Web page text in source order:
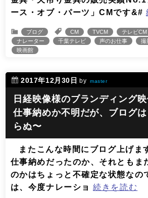
ース・オブ・パーツ」CMです&#
ブログ CM TVCM テレビCM
ナレーター
千葉テレビ 声のお仕事 撮
映画館
2017年12月30日 by master
日経映像様のブランディング
仕事納めか不明だが、ブログ
らぬ〜
またこんな時間にブログ上げ
仕事納めだったのか、それともま
のかはちょっと不確定な状態なの
は、今度ナレーショ続きを読む